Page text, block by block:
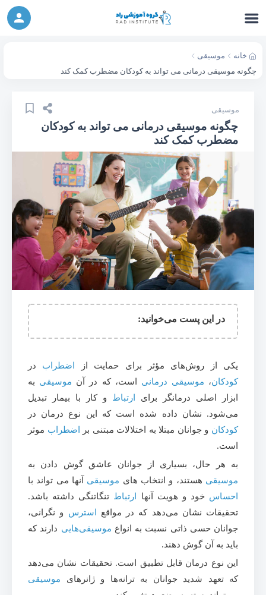
شرکت در ورکشاپ آنلاین
خانه
موسیقی
چگونه موسیقی درمانی می تواند به کودکان مضطرب کمک کند
موسیقی
چگونه موسیقی درمانی می تواند به کودکان
مضطرب کمک کند
در این پست می‌خوانید:
یکی از روش‌های مؤثر برای حمایت از اضطراب در
کودکان، موسیقی درمانی است، که در آن موسیقی به
ابزار اصلی درمانگر برای
ارتباط و کار با بیمار تبدیل
می‌شود. نشان داده شده است که این نوع درمان در
کودکان و جوانان مبتلا به اختلالات مبتنی بر اضطراب موثر
است.
به هر حال، بسیاری از جوانان عاشق گوش دادن به
موسیقی هستند، و انتخاب های موسیقی آنها می تواند با
احساس خود و هویت آنها ارتباط تنگاتنگی داشته باشد.
تحقیقات نشان می‌دهد که در مواقع
استرس و نگرانی،
جوانان حسی ذاتی نسبت به انواع موسیقی‌هایی دارند که
باید به آن گوش دهند.
این نوع درمان قابل تطبیق است. تحقیقات نشان می‌دهد
که تعهد شدید جوانان به ترانه‌ها و ژانرهای موسیقی